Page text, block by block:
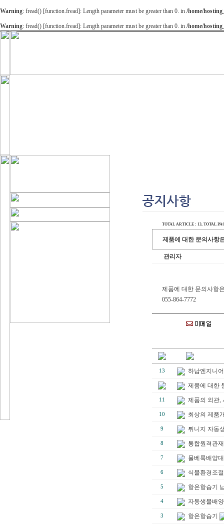
Warning: fread() [function.fread]: Length parameter must be greater than 0. in /home/
Warning: fread() [function.fread]: Length parameter must be greater than 0. in /home/
TOTAL ARTICLE : 13, TOTAL
제품에 대한 문의사항
관리자
제품에 대한 문의사항
055-864-7772
13 하남엔지니
제품에 대한
11 제품의 외관,
10 최상의 제품
9 튀니지 자동
8 통합원격관
7 물베룩배양
6 식물환경조
5 항온항습기
4 자동생물배
3 항온항습기